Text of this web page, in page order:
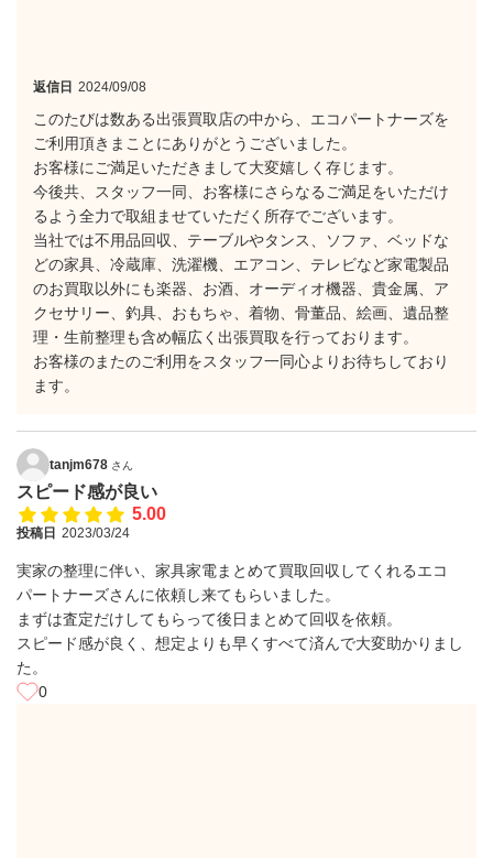
返信日 2024/09/08
このたびは数ある出張買取店の中から、エコパートナーズを
ご利用頂きまことにありがとうございました。
お客様にご満足いただきまして大変嬉しく存じます。
今後共、スタッフ一同、お客様にさらなるご満足をいただけ
るよう全力で取組ませていただく所存でございます。
当社では不用品回収、テーブルやタンス、ソファ、ベッドな
どの家具、冷蔵庫、洗濯機、エアコン、テレビなど家電製品
のお買取以外にも楽器、お酒、オーディオ機器、貴金属、ア
クセサリー、釣具、おもちゃ、着物、骨董品、絵画、遺品整
理・生前整理も含め幅広く出張買取を行っております。
お客様のまたのご利用をスタッフ一同心よりお待ちしており
ます。
tanjm678 さん
スピード感が良い
5.00
投稿日 2023/03/24
実家の整理に伴い、家具家電まとめて買取回収してくれるエコ
パートナーズさんに依頼し来てもらいました。
まずは査定だけしてもらって後日まとめて回収を依頼。
スピード感が良く、想定よりも早くすべて済んで大変助かりまし
た。
0